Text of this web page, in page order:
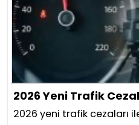
2026 Yeni Trafik
2026 yeni trafik cezaları